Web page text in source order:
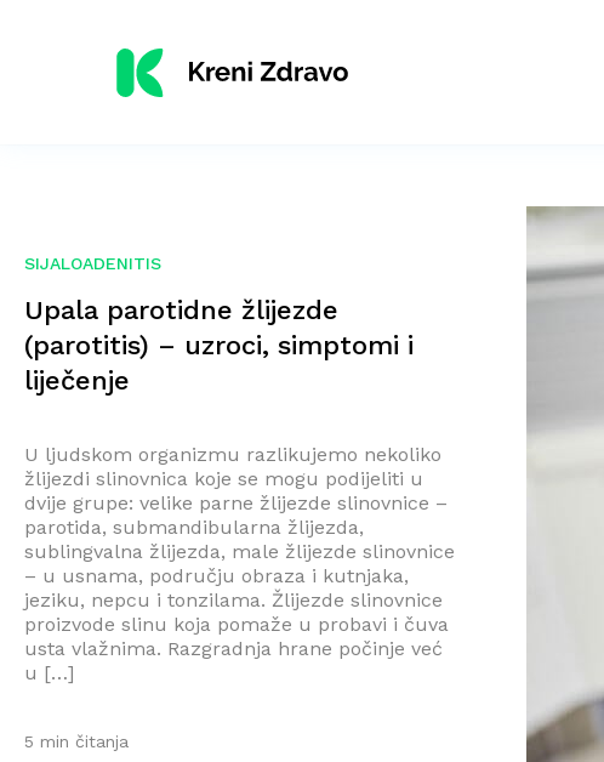
SIJALOADENITIS
Upala parotidne žlijezde
(parotitis) – uzroci, simptomi i
liječenje
U ljudskom organizmu razlikujemo nekoliko
žlijezdi slinovnica koje se mogu podijeliti u
dvije grupe: velike parne žlijezde slinovnice –
parotida, submandibularna žlijezda,
sublingvalna žlijezda, male žlijezde slinovnice
– u usnama, području obraza i kutnjaka,
jeziku, nepcu i tonzilama. Žlijezde slinovnice
proizvode slinu koja pomaže u probavi i čuva
usta vlažnima. Razgradnja hrane počinje već
u […]
5 min čitanja